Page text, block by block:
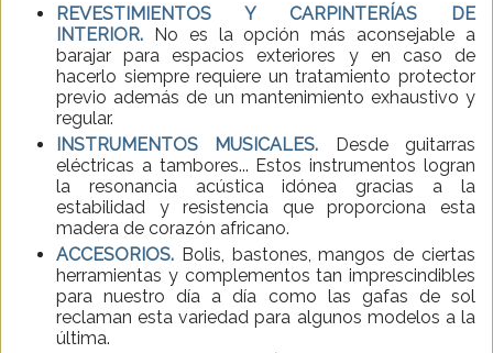
REVESTIMIENTOS Y CARPINTERÍAS DE
INTERIOR.
No es la opción más aconsejable a
barajar para espacios exteriores y en caso de
hacerlo siempre requiere un tratamiento protector
previo además de un mantenimiento exhaustivo y
regular.
INSTRUMENTOS MUSICALES.
Desde guitarras
eléctricas a tambores... Estos instrumentos logran
la resonancia acústica idónea gracias a la
estabilidad y resistencia que proporciona esta
madera de corazón africano.
ACCESORIOS. Bolis, bastones, mangos de ciertas
herramientas y complementos tan imprescindibles
para nuestro día a día como las gafas de sol
reclaman esta variedad para algunos modelos a la
última.